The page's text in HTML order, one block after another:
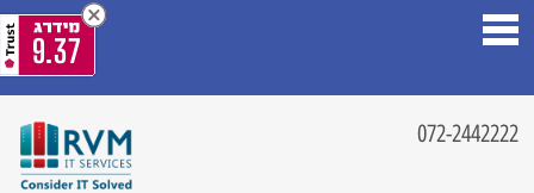
072-2442222
9.37